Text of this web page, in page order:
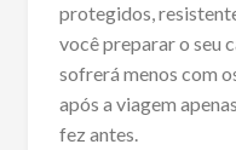
protegidos,
você preparar o seu
sofrerá menos com
após a viagem
fez antes.